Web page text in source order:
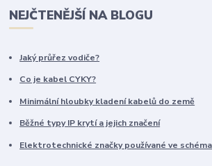
NEJČTENĚJŠÍ NA BLOGU
Jaký průřez vodiče?
Co je kabel CYKY?
Minimální hloubky kladení kabelů do země
Běžné typy IP krytí a jejich značení
Elektrotechnické značky používané ve